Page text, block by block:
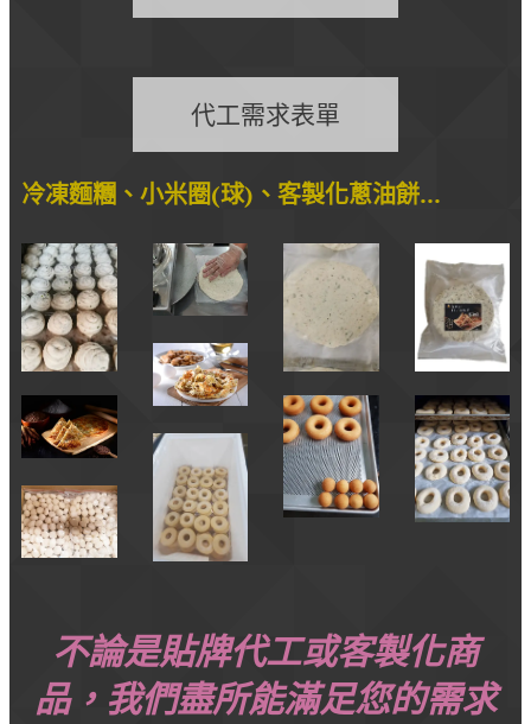
代工需求表單
冷凍麵糰、小米圈(球)、客製化蔥油餅...
不論是貼牌代工或客製化商
品，我們盡所能滿足您的需求